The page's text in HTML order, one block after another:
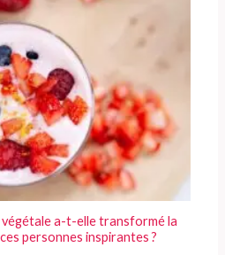
végétale a-t-elle transformé la
personnes inspirantes ?